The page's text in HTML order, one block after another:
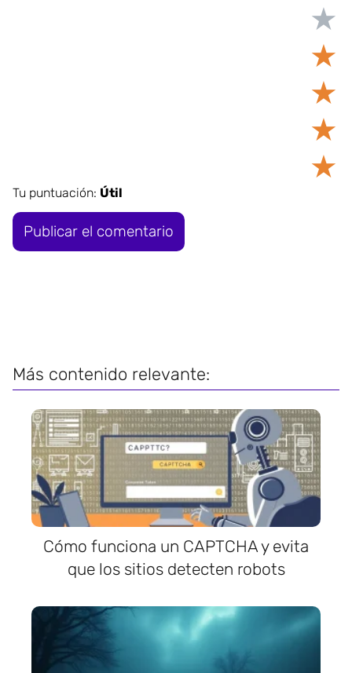
★
★
★
★
★
Tu puntuación: Útil
Más contenido relevante:
Cómo funciona un CAPTCHA y evita
que los sitios detecten robots